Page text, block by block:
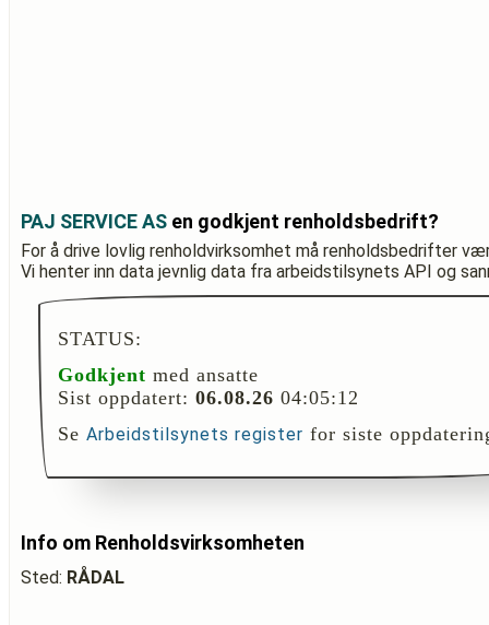
PAJ SERVICE AS en godkjent renholdsbedrift?
For å drive lovlig renholdvirksomhet må renholdsbedrifter
Vi henter inn data jevnlig data fra arbeidstilsynets API og
STATUS:
Godkjent med ansatte
Sist oppdatert: 06.08.26 04:05:12
Se Arbeidstilsynets register for siste
Info om Renholdsvirksomheten
Sted: RÅDAL